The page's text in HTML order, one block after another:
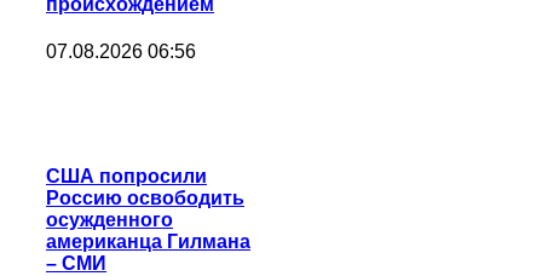
07.08.2026 06:56
CША попросили
Россию освободить
осужденного
американца Гилмана
– СМИ